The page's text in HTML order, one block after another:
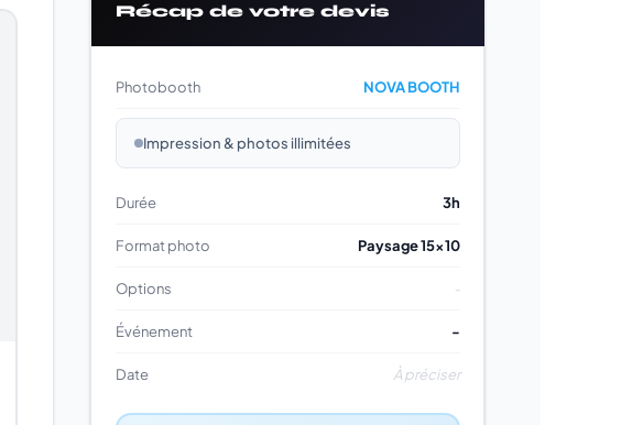
Récap de votre devis
Photobooth NOVA BOOTH
Impression & photos illimitées
Durée 3h
Format photo Paysage 15×10
Options -
Événement -
Date À préciser